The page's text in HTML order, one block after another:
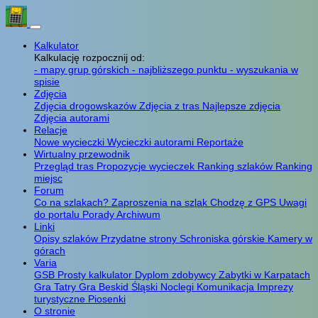
Kalkulator
Kalkulację rozpocznij od:
- mapy grup górskich - najbliższego punktu - wyszukania w
spisie
Zdjęcia
Zdjęcia drogowskazów Zdjęcia z tras Najlepsze zdjęcia
Zdjęcia autorami
Relacje
Nowe wycieczki Wycieczki autorami Reportaże
Wirtualny przewodnik
Przegląd tras Propozycje wycieczek Ranking szlaków Ranking
miejsc
Forum
Co na szlakach? Zaproszenia na szlak Chodzę z GPS Uwagi
do portalu PoradyArchiwum
Linki
Opisy szlaków Przydatne strony Schroniska górskie Kamery w
górach
Varia
GSB Prosty kalkulator Dyplom zdobywcy Zabytki w Karpatach
Gra Tatry Gra Beskid Śląski Noclegi Komunikacja Imprezy
turystyczne Piosenki
O stronie